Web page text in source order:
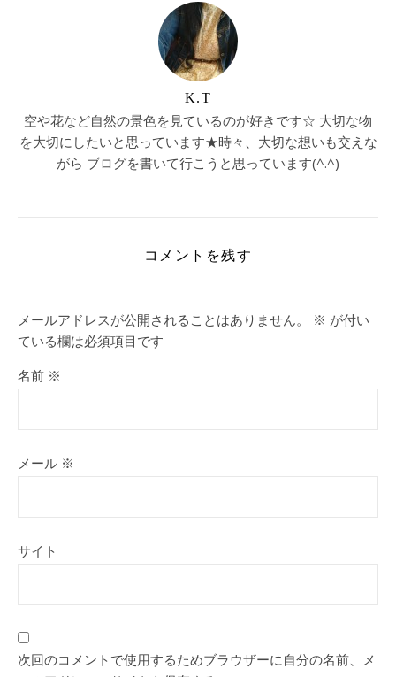
K.T
空や花など自然の景色を見ているのが好きです☆ 大切な物
を大切にしたいと思っています★時々、大切な想いも交えな
がら ブログを書いて行こうと思っています(^.^)
コメントを残す
メールアドレスが公開されることはありません。 ※ が付い
ている欄は必須項目です
名前 ※
メール ※
サイト
次回のコメントで使用するためブラウザーに自分の名前、メ